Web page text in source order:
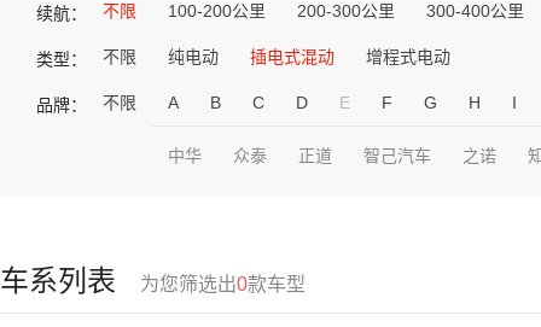
续航： 不限 100-200公里 200-300公里 300-400公里
类型： 不限 纯电动 插电式混动 增程式电动
品牌： 不限 A B C D E F G H I
中华 众泰 正道 智己汽车 之诺
车系列表 为您筛选出0款车型